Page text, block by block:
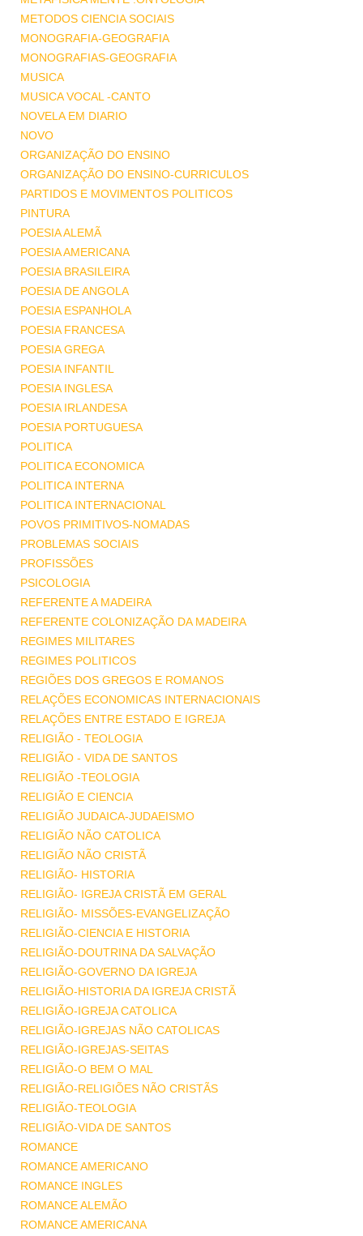
METODOS CIENCIA SOCIAIS
MONOGRAFIA-GEOGRAFIA
MONOGRAFIAS-GEOGRAFIA
MUSICA
MUSICA VOCAL -CANTO
NOVELA EM DIARIO
NOVO
ORGANIZAÇÃO DO ENSINO
ORGANIZAÇÃO DO ENSINO-CURRICULOS
PARTIDOS E MOVIMENTOS POLITICOS
PINTURA
POESIA ALEMÃ
POESIA AMERICANA
POESIA BRASILEIRA
POESIA DE ANGOLA
POESIA ESPANHOLA
POESIA FRANCESA
POESIA GREGA
POESIA INFANTIL
POESIA INGLESA
POESIA IRLANDESA
POESIA PORTUGUESA
POLITICA
POLITICA ECONOMICA
POLITICA INTERNA
POLITICA INTERNACIONAL
POVOS PRIMITIVOS-NOMADAS
PROBLEMAS SOCIAIS
PROFISSÕES
PSICOLOGIA
REFERENTE A MADEIRA
REFERENTE COLONIZAÇÃO DA MADEIRA
REGIMES MILITARES
REGIMES POLITICOS
REGIÕES DOS GREGOS E ROMANOS
RELAÇÕES ECONOMICAS INTERNACIONAIS
RELAÇÕES ENTRE ESTADO E IGREJA
RELIGIÃO - TEOLOGIA
RELIGIÃO - VIDA DE SANTOS
RELIGIÃO -TEOLOGIA
RELIGIÃO E CIENCIA
RELIGIÃO JUDAICA-JUDAEISMO
RELIGIÃO NÃO CATOLICA
RELIGIÃO NÃO CRISTÃ
RELIGIÃO- HISTORIA
RELIGIÃO- IGREJA CRISTÃ EM GERAL
RELIGIÃO- MISSÕES-EVANGELIZAÇÃO
RELIGIÃO-CIENCIA E HISTORIA
RELIGIÃO-DOUTRINA DA SALVAÇÃO
RELIGIÃO-GOVERNO DA IGREJA
RELIGIÃO-HISTORIA DA IGREJA CRISTÃ
RELIGIÃO-IGREJA CATOLICA
RELIGIÃO-IGREJAS NÃO CATOLICAS
RELIGIÃO-IGREJAS-SEITAS
RELIGIÃO-O BEM O MAL
RELIGIÃO-RELIGIÕES NÃO CRISTÃS
RELIGIÃO-TEOLOGIA
RELIGIÃO-VIDA DE SANTOS
ROMANCE
ROMANCE AMERICANO
ROMANCE INGLES
ROMANCE ALEMÃO
ROMANCE AMERICANA